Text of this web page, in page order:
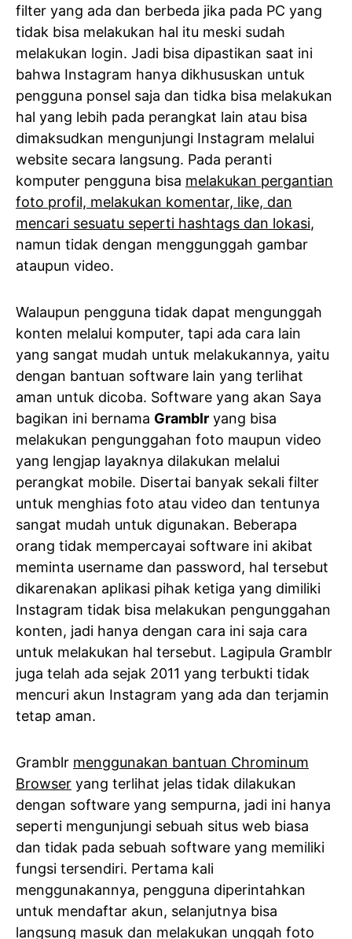
filter yang ada dan berbeda jika pada PC yang
tidak bisa melakukan hal itu meski sudah
melakukan login. Jadi bisa dipastikan saat ini
bahwa Instagram hanya dikhususkan untuk
pengguna ponsel saja dan tidka bisa melakukan
hal yang lebih pada perangkat lain atau bisa
dimaksudkan mengunjungi Instagram melalui
website secara langsung. Pada peranti
komputer pengguna bisa melakukan pergantian
foto profil, melakukan komentar, like, dan
mencari sesuatu seperti hashtags dan lokasi,
namun tidak dengan menggunggah gambar
ataupun video.
Walaupun pengguna tidak dapat mengunggah
konten melalui komputer, tapi ada cara lain
yang sangat mudah untuk melakukannya, yaitu
dengan bantuan software lain yang terlihat
aman untuk dicoba. Software yang akan Saya
bagikan ini bernama Gramblr yang bisa
melakukan pengunggahan foto maupun video
yang lengjap layaknya dilakukan melalui
perangkat mobile. Disertai banyak sekali filter
untuk menghias foto atau video dan tentunya
sangat mudah untuk digunakan. Beberapa
orang tidak mempercayai software ini akibat
meminta username dan password, hal tersebut
dikarenakan aplikasi pihak ketiga yang dimiliki
Instagram tidak bisa melakukan pengunggahan
konten, jadi hanya dengan cara ini saja cara
untuk melakukan hal tersebut. Lagipula Gramblr
juga telah ada sejak 2011 yang terbukti tidak
mencuri akun Instagram yang ada dan terjamin
tetap aman.
Gramblr menggunakan bantuan Chrominum
Browser yang terlihat jelas tidak dilakukan
dengan software yang sempurna, jadi ini hanya
seperti mengunjungi sebuah situs web biasa
dan tidak pada sebuah software yang memiliki
fungsi tersendiri. Pertama kali
menggunakannya, pengguna diperintahkan
untuk mendaftar akun, selanjutnya bisa
langsung masuk dan melakukan unggah foto